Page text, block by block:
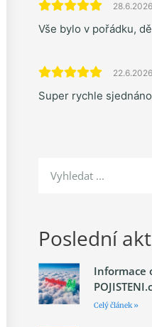
28.6.2026
Vše bylo v pořádku,
22.6.2026
Super rychle sjednáno
Poslední
Informace
Celý článek »